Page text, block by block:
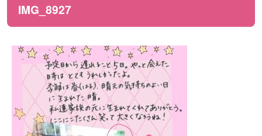
IMG_8927